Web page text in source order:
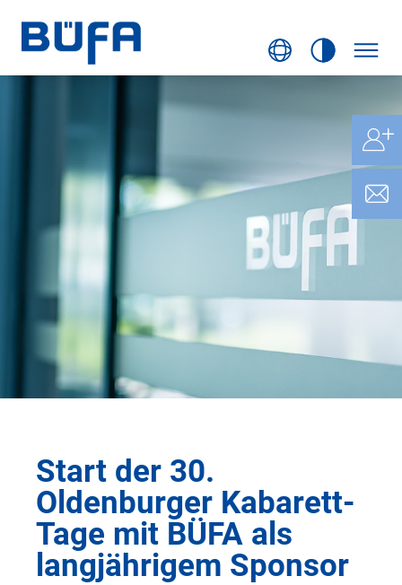
Start der 30.
Oldenburger Kabarett-
Tage mit BÜFA als
langjährigem Sponsor